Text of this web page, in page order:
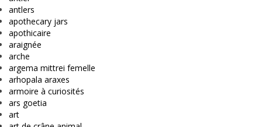
antlers
apothecary jars
apothicaire
araignée
arche
argema mittrei femelle
arhopala araxes
armoire à curiosités
ars goetia
art